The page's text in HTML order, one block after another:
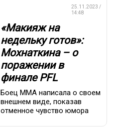
25.11.2023 /
14:48
«Макияж на
недельку готов»:
Мохнаткина – о
поражении в
финале PFL
Боец ММА написала о своем
внешнем виде, показав
отменное чувство юмора